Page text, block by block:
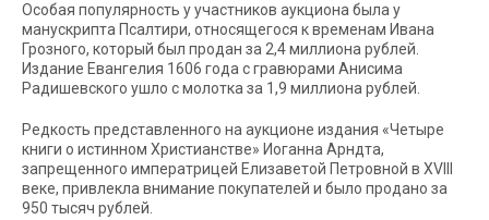
Особая популярность у участников аукциона была у
манускрипта Псалтири, относящегося к временам Ивана
Грозного, который был продан за 2,4 миллиона рублей.
Издание Евангелия 1606 года с гравюрами Анисима
Радишевского ушло с молотка за 1,9 миллиона рублей.
Редкость представленного на аукционе издания «Четыре
книги о истинном Христианстве» Иоганна Арндта,
запрещенного императрицей Елизаветой Петровной в XVIII
веке, привлекла внимание покупателей и было продано за
950 тысяч рублей.